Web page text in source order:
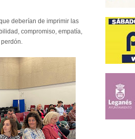
deberían de imprimir las
compromiso, empatía,